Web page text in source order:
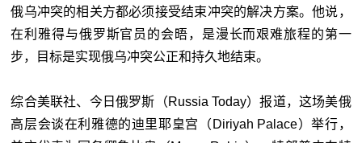
俄乌冲突的相关方都必须接受结束冲突的解决方案。他说，
在利雅得与俄罗斯官员的会晤，是漫长而艰难旅程的第一
步，目标是实现俄乌冲突公正和持久地结束。
综合美联社、今日俄罗斯（Russia Today）报道，这场美俄
高层会谈在利雅德的迪里耶皇宫（Diriyah Palace）举行，